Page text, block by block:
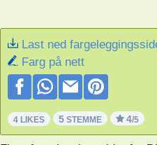
Last ned
Farg på nett
4 LIKES 5STEMME 4/5